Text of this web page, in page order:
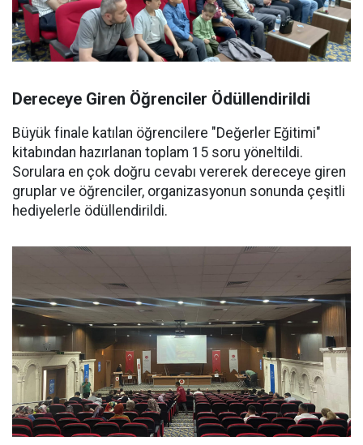
Dereceye Giren Öğrenciler Ödüllendirildi
Büyük finale katılan öğrencilere "Değerler Eğitimi"
kitabından hazırlanan toplam 15 soru yöneltildi.
Sorulara en çok doğru cevabı vererek dereceye giren
gruplar ve öğrenciler, organizasyonun sonunda çeşitli
hediyelerle ödüllendirildi.